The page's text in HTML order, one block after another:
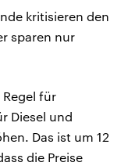
kritisieren den
sparen nur
für
Diesel und
Das ist um 12
die Preise